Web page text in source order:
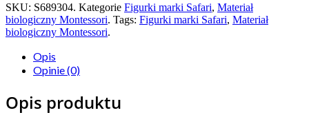
SKU: S689304. Kategorie Figurki marki Safari, Materiał
biologiczny Montessori. Tags: Figurki marki Safari, Materiał
biologiczny Montessori.
Opis
Opinie (0)
Opis produktu